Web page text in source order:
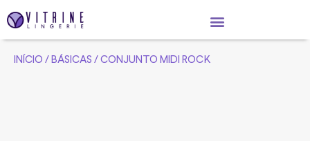
INÍCIO / BÁSICAS / CONJUNTO MIDI ROCK